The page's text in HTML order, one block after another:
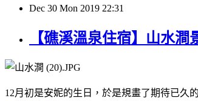
Dec 30 Mon 2019 22:31
【礁溪溫泉住宿】山水
12月初是安妮的生日，於是規畫了期待已久